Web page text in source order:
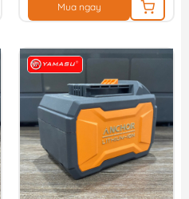
Mua ngay